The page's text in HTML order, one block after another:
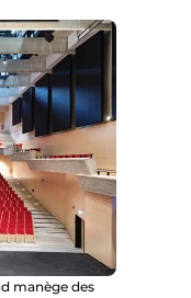
manège des